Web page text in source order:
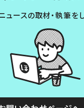
ュースの取材・執筆を